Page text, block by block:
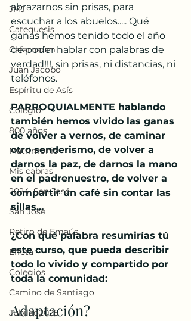
JMJ
Catequesis
Cafarnaúm
Juan Jacobo
Espíritu de Asís
Colegio
800 años
Matrimonio
Mis cabras
2024, San José
San José
Retiro de Emaús
Effetá
Colegios
Camino de Santiago
Jubileo2025
abrazarnos sin prisas, para
escuchar a los abuelos..... Qué
ganas hemos tenido todo el año
de poder hablar con palabras de
verdad!!!, sin prisas, ni distancias, ni
teléfonos.
PARROQUIALMENTE hablando
también hemos vivido las ganas
de volver a vernos, de caminar
otro senderismo, de volver a
darnos la paz, de darnos la mano
en el padrenuestro, de volver a
compartir un café sin contar las
sillas...
¿Con qué palabra resumirías tú
este curso, que pueda describir
todo lo vivido y compartido por
toda la comunidad:
Adaptación?